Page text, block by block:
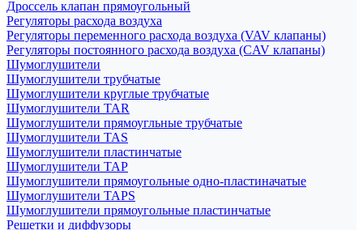
Дроссель клапан прямоугольный
Регуляторы расхода воздуха
Регуляторы переменного расхода воздуха (VAV клапаны)
Регуляторы постоянного расхода воздуха (CAV клапаны)
Шумоглушители
Шумоглушители трубчатые
Шумоглушители круглые трубчатые
Шумоглушители TAR
Шумоглушители прямоугльные трубчатые
Шумоглушители TAS
Шумоглушители пластинчатые
Шумоглушители TAP
Шумоглушители прямоугольные одно-пластиначатые
Шумоглушители TAPS
Шумоглушители прямоугольные пластинчатые
Решетки и диффузоры